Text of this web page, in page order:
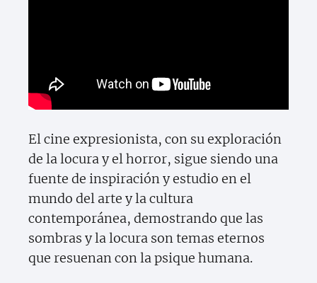
El cine expresionista, con su exploración
de la locura y el horror, sigue siendo una
fuente de inspiración y estudio en el
mundo del arte y la cultura
contemporánea, demostrando que las
sombras y la locura son temas eternos
que resuenan con la psique humana.